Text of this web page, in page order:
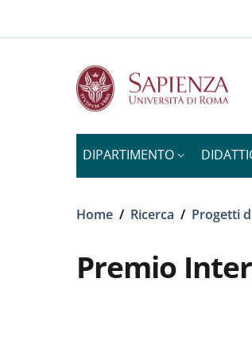
DIPARTIMENTO
Briciole di pane
Home / Ricerca / Progetti
Premio